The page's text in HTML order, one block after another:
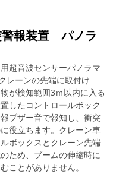
警報装置 パノラ
超音波センサーパノラマ
レーンの先端に取付け
が検知範囲3ｍ以内に入る
したコントロールボック
ブザー音で報知し、衝突
役立ちます。クレーン車
ボックスとクレーン先端
ため、ブームの伸縮時に
ことがありません。